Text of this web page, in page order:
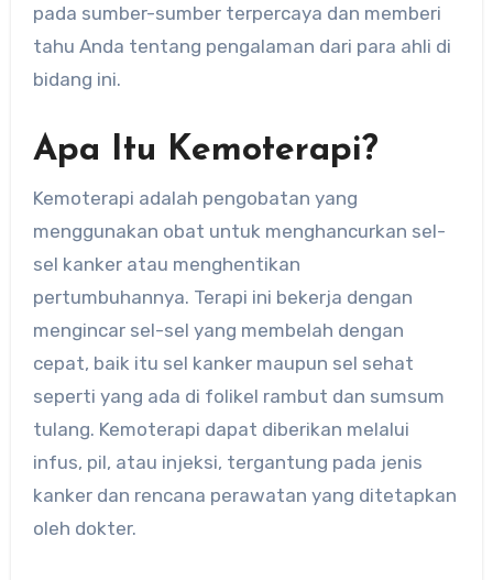
pada sumber-sumber terpercaya dan memberi
tahu Anda tentang pengalaman dari para ahli di
bidang ini.
Apa Itu Kemoterapi?
Kemoterapi adalah pengobatan yang
menggunakan obat untuk menghancurkan sel-
sel kanker atau menghentikan
pertumbuhannya. Terapi ini bekerja dengan
mengincar sel-sel yang membelah dengan
cepat, baik itu sel kanker maupun sel sehat
seperti yang ada di folikel rambut dan sumsum
tulang. Kemoterapi dapat diberikan melalui
infus, pil, atau injeksi, tergantung pada jenis
kanker dan rencana perawatan yang ditetapkan
oleh dokter.